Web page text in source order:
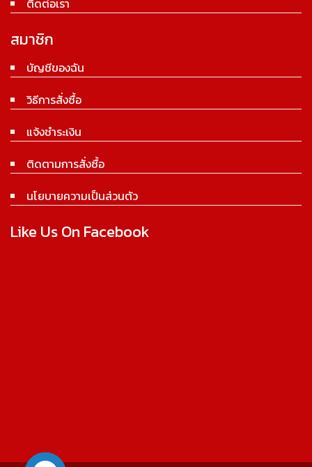
ติดต่อเรา
สมาชิก
บัญชีของฉัน
วิธีการสั่งซื้อ
แจ้งชำระเงิน
ติดตามการสั่งซื้อ
นโยบายความเป็นส่วนตัว
Like Us On Facebook